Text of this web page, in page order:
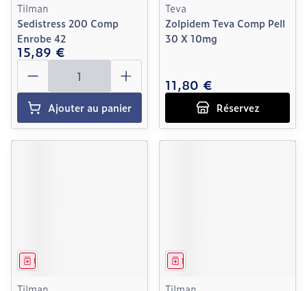
Tilman
Sedistress 200 Comp
Enrobe 42
15,89 €
Quantité
Ajouter au panier
Teva
Zolpidem Teva Comp Pell
30 X 10mg
11,80 €
Réservez
Médicament Médicament